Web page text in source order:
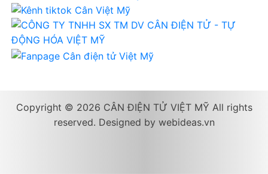
Copyright © 2026 CÂN ĐIỆN TỬ VIỆT MỸ All rights
reserved. Designed by webideas.vn